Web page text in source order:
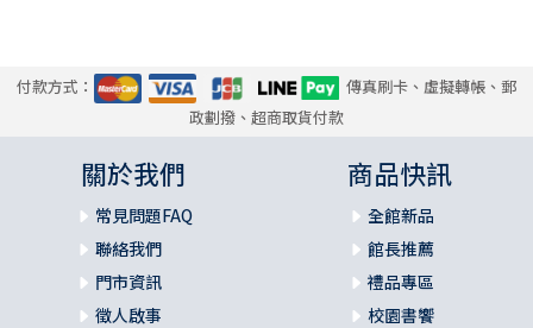
付款方式：
傳真刷卡、虛擬轉帳、郵
政劃撥、超商取貨付款
關於我們
常見問題FAQ
聯絡我們
門市資訊
徵人啟事
商品快訊
全館新品
館長推薦
禮品專區
校園書饗